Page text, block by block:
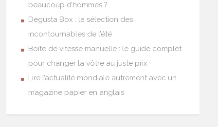
beaucoup d’hommes ?
Degusta Box : la sélection des
incontournables de l’été
Boîte de vitesse manuelle : le guide complet
pour changer la vôtre au juste prix
Lire l’actualité mondiale autrement avec un
magazine papier en anglais